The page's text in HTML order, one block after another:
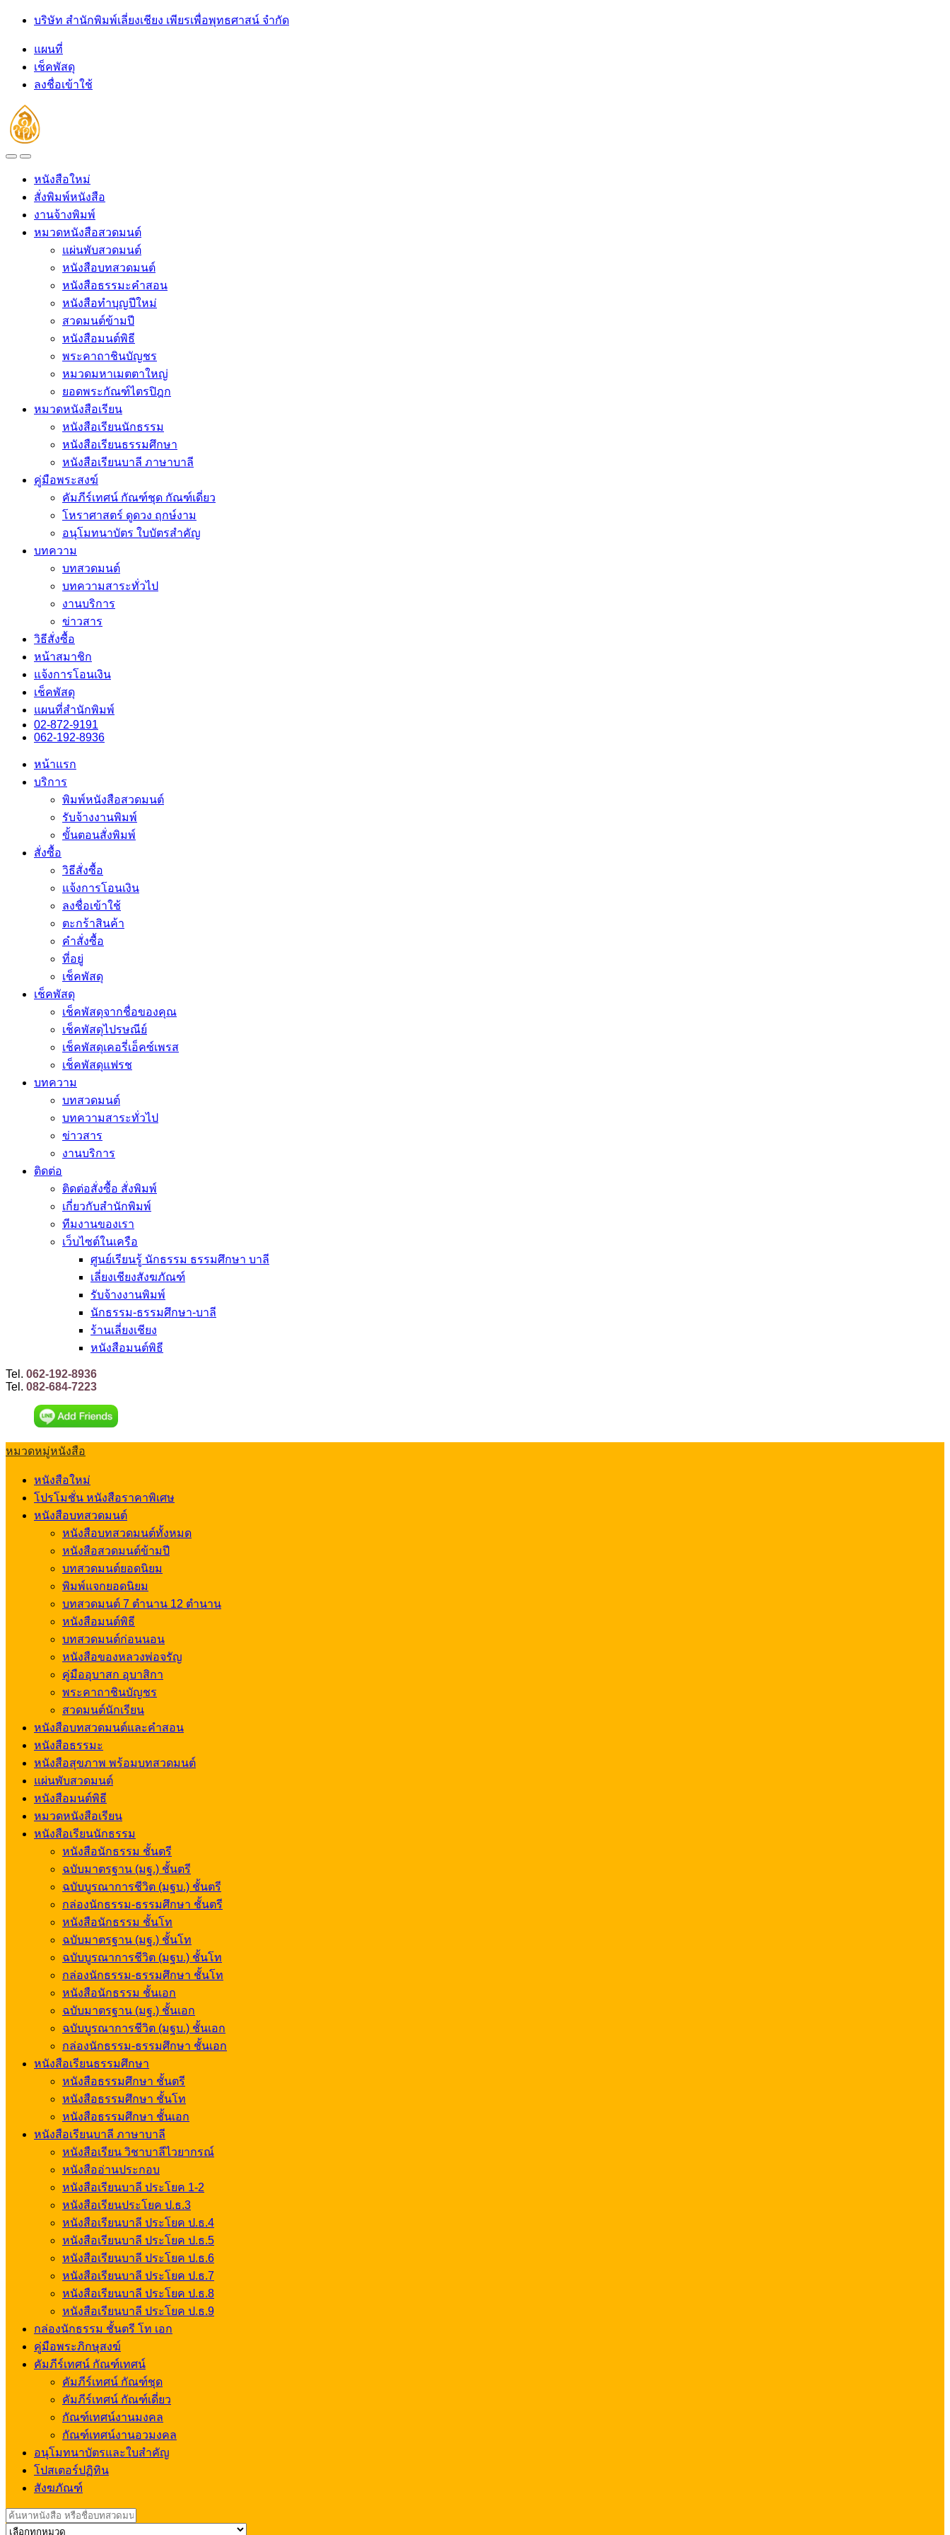
Skip
navigation
Skip
บริษัท สำนักพิมพ์เลี่ยงเชียง เพียรเพื่อพุทธศาสน์ จำกัด
แผนที่
เช็คพัสดุ
ลงชื่อเข้าใช้
OpenClose
หนังสือใหม่
สั่งพิมพ์หนังสือ
งานจ้างพิมพ์
หมวดหนังสือสวดมนต์
แผ่นพับสวดมนต์
หนังสือบทสวดมนต์
หนังสือธรรมะคำสอน
หนังสือทำบุญปีใหม่
สวดมนต์ข้ามปี
หนังสือมนต์พิธี
พระคาถาชินบัญชร
หมวดมหาเมตตาใหญ่
ยอดพระกัณฑ์ไตรปิฎก
หมวดหนังสือเรียน
หนังสือเรียนนักธรรม
หนังสือเรียนธรรมศึกษา
หนังสือเรียนบาลี ภาษาบาลี
คู่มือพระสงฆ์
คัมภีร์เทศน์ กัณฑ์ชุด กัณฑ์เดี่ยว
โหราศาสตร์ ดูดวง ฤกษ์งาม
อนุโมทนาบัตร ใบบัตรสำคัญ
บทความ
บทสวดมนต์
บทความสาระทั่วไป
งานบริการ
ข่าวสาร
วิธีสั่งซื้อ
หน้าสมาชิก
แจ้งการโอนเงิน
เช็คพัสดุ
แผนที่สำนักพิมพ์
02-872-9191
062-192-8936
หน้าแรก
บริการ
พิมพ์หนังสือสวดมนต์
รับจ้างงานพิมพ์
ขั้นตอนสั่งพิมพ์
สั่งซื้อ
วิธีสั่งซื้อ
แจ้งการโอนเงิน
ลงชื่อเข้าใช้
ตะกร้าสินค้า
คำสั่งซื้อ
ที่อยู่
เช็คพัสดุ
เช็คพัสดุ
เช็คพัสดุจากชื่อของคุณ
เช็คพัสดุไปรษณีย์
เช็คพัสดุเคอรี่เอ็คซ์เพรส
เช็คพัสดุแฟรช
บทความ
บทสวดมนต์
บทความสาระทั่วไป
ข่าวสาร
งานบริการ
ติดต่อ
ติดต่อสั่งซื้อ สั่งพิมพ์
เกี่ยวกับสำนักพิมพ์
ทีมงานของเรา
เว็บไซต์ในเครือ
ศูนย์เรียนรู้ นักธรรม ธรรมศึกษา บาลี
เลี่ยงเชียงสังฆภัณฑ์
รับจ้างงานพิมพ์
นักธรรม-ธรรมศึกษา-บาลี
ร้านเลี่ยงเชียง
หนังสือมนต์พิธี
Tel. 062-192-8936
Tel. 082-684-7223
หมวดหมู่หนังสือ
หนังสือใหม่
โปรโมชั่น หนังสือราคาพิเศษ
หนังสือบทสวดมนต์
หนังสือบทสวดมนต์ทั้งหมด
หนังสือสวดมนต์ข้ามปี
บทสวดมนต์ยอดนิยม
พิมพ์แจกยอดนิยม
บทสวดมนต์ 7 ตำนาน 12 ตำนาน
หนังสือมนต์พิธี
บทสวดมนต์ก่อนนอน
หนังสือของหลวงพ่อจรัญ
คู่มืออุบาสก อุบาสิกา
พระคาถาชินบัญชร
สวดมนต์นักเรียน
หนังสือบทสวดมนต์และคำสอน
หนังสือธรรมะ
หนังสือสุขภาพ พร้อมบทสวดมนต์
แผ่นพับสวดมนต์
หนังสือมนต์พิธี
หมวดหนังสือเรียน
หนังสือเรียนนักธรรม
หนังสือนักธรรม ชั้นตรี
ฉบับมาตรฐาน (มฐ.) ชั้นตรี
ฉบับบูรณาการชีวิต (มฐบ.) ชั้นตรี
กล่องนักธรรม-ธรรมศึกษา ชั้นตรี
หนังสือนักธรรม ชั้นโท
ฉบับมาตรฐาน (มฐ.) ชั้นโท
ฉบับบูรณาการชีวิต (มฐบ.) ชั้นโท
กล่องนักธรรม-ธรรมศึกษา ชั้นโท
หนังสือนักธรรม ชั้นเอก
ฉบับมาตรฐาน (มฐ.) ชั้นเอก
ฉบับบูรณาการชีวิต (มฐบ.) ชั้นเอก
กล่องนักธรรม-ธรรมศึกษา ชั้นเอก
หนังสือเรียนธรรมศึกษา
หนังสือธรรมศึกษา ชั้นตรี
หนังสือธรรมศึกษา ชั้นโท
หนังสือธรรมศึกษา ชั้นเอก
หนังสือเรียนบาลี ภาษาบาลี
หนังสือเรียน วิชาบาลีไวยากรณ์
หนังสืออ่านประกอบ
หนังสือเรียนบาลี ประโยค 1-2
หนังสือเรียนประโยค ป.ธ.3
หนังสือเรียนบาลี ประโยค ป.ธ.4
หนังสือเรียนบาลี ประโยค ป.ธ.5
หนังสือเรียนบาลี ประโยค ป.ธ.6
หนังสือเรียนบาลี ประโยค ป.ธ.7
หนังสือเรียนบาลี ประโยค ป.ธ.8
หนังสือเรียนบาลี ประโยค ป.ธ.9
กล่องนักธรรม ชั้นตรี โท เอก
คู่มือพระภิกษุสงฆ์
คัมภีร์เทศน์ กัณฑ์เทศน์
คัมภีร์เทศน์ กัณฑ์ชุด
คัมภีร์เทศน์ กัณฑ์เดี่ยว
กัณฑ์เทศน์งานมงคล
กัณฑ์เทศน์งานอวมงคล
อนุโมทนาบัตรและใบสำคัญ
โปสเตอร์ปฏิทิน
สังฆภัณฑ์
Search
for: